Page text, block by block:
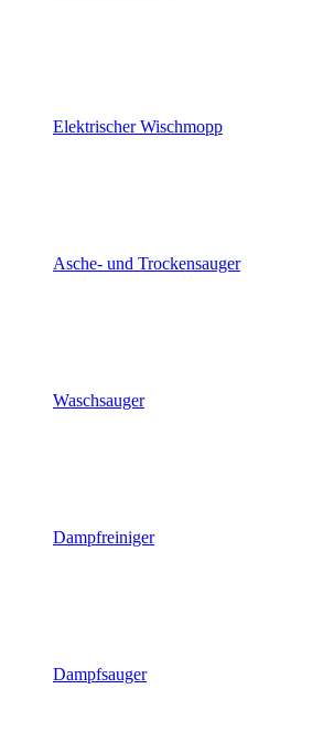
Elektrischer Wischmopp
Asche- und Trockensauger
Waschsauger
Dampfreiniger
Dampfsauger